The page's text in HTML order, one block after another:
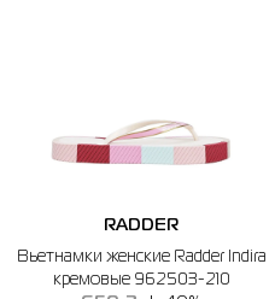
RADDER
Вьетнамки женские Radder Indira
кремовые 962503-210